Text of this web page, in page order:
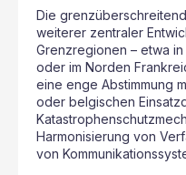
Die
weiterer zentraler
Grenzregionen – etwa
oder im Norden
eine enge Abstimmung
oder belgischen
Harmonisierung von
von